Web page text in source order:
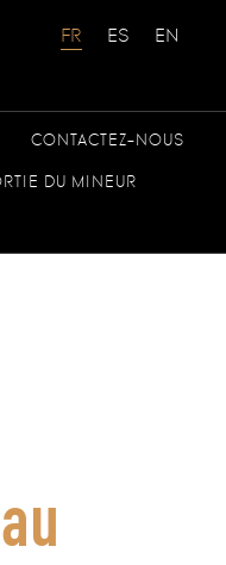
CONTACTEZ-NOUS
DU MINEUR